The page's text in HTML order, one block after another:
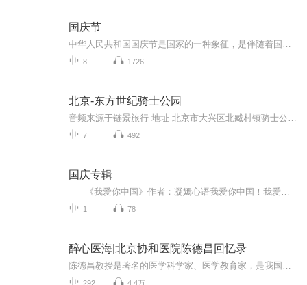
国庆节
8 1726
北京-东方世纪骑士公园
7 492
国庆专辑
1 78
醉心医海|北京协和医院陈德昌回忆录
292 4.4万